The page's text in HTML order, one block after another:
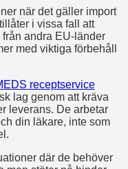
när det gäller import
i vissa fall att
andra EU-länder
med viktiga förbehåll
receptservice
lag genom att kräva
leverans. De arbetar
din läkare, inte som
där de behöver